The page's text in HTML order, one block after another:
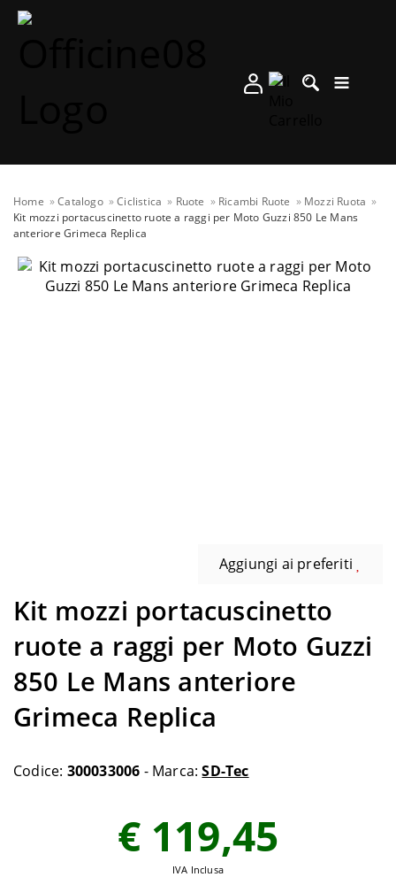
Home Catalogo Ciclistica Ruote Ricambi Ruote
Mozzi Ruota
Kit mozzi portacuscinetto ruote a raggi per Moto Guzzi 850 Le Mans
anteriore Grimeca Replica
Aggiungi ai preferiti
Kit mozzi portacuscinetto
ruote a raggi per Moto Guzzi
850 Le Mans anteriore
Grimeca Replica
Codice: 300033006 - Marca:SD-Tec
€ 119,45
IVA Inclusa